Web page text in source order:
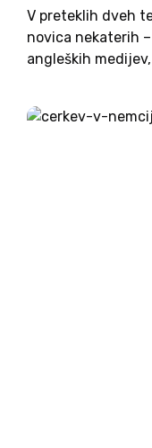
V preteklih dveh
novica nekaterih
angleških
nerojeno